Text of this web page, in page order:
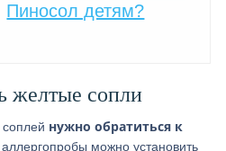
Пиносол детям?
желтые сопли
нужно обратиться к
можно установить